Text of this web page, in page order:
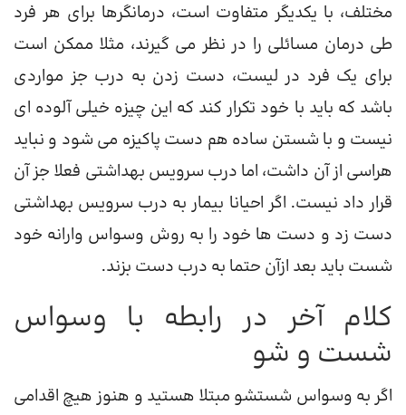
مختلف، با یکدیگر متفاوت است، درمانگرها برای هر فرد
طی درمان مسائلی را در نظر می گیرند، مثلا ممکن است
برای یک فرد در لیست، دست زدن به درب جز مواردی
باشد که باید با خود تکرار کند که این چیزه خیلی آلوده ای
نیست و با شستن ساده هم دست پاکیزه می شود و نباید
هراسی از آن داشت، اما درب سرویس بهداشتی فعلا جز آن
قرار داد نیست. اگر احیانا بیمار به درب سرویس بهداشتی
دست زد و دست ها خود را به روش وسواس وارانه خود
شست باید بعد ازآن حتما به درب دست بزند.
کلام آخر در رابطه با وسواس
شست و شو
اگر به وسواس شستشو مبتلا هستید و هنوز هیچ اقدامی